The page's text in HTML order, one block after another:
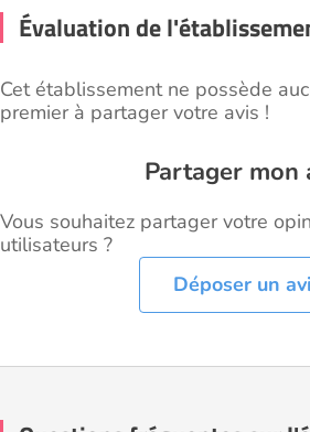
Évaluation de
Cet établissement ne possède
premier à partager votre avis !
Partager mon
Vous souhaitez partager votre
utilisateurs ?
Déposer un